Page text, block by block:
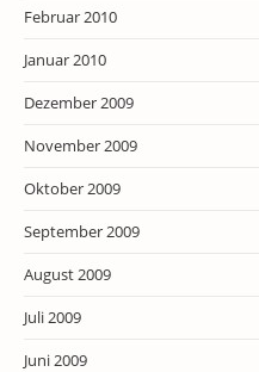
Februar 2010
Januar 2010
Dezember 2009
November 2009
Oktober 2009
September 2009
August 2009
Juli 2009
Juni 2009